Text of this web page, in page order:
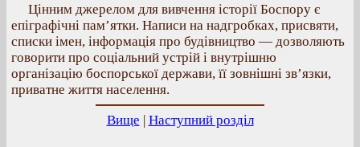
Цінним джерелом для вивчення історії Боспору є
епіграфічні пам’ятки. Написи на надгробках, присвяти,
списки імен, інформація про будівництво — дозволяють
говорити про соціальний устрій і внутрішню
організацію боспорської держави, її зовнішні зв’язки,
приватне життя населення.
Вище | Наступний розділ